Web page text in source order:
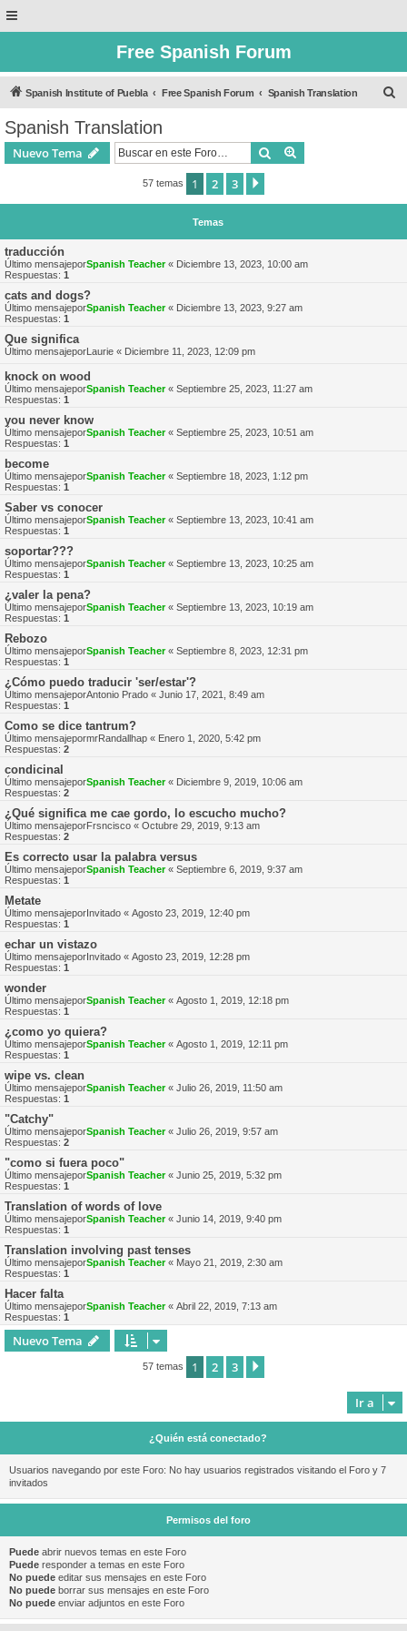
Free Spanish Forum
Spanish Institute of Puebla Free Spanish Forum Spanish Translation
Spanish Translation
Nuevo Tema Buscar
57 temas 1 2 3
Temas
traducción
Último mensajeporSpanish Teacher« Diciembre 13, 2023, 10:00 am
Respuestas: 1
cats and dogs?
Último mensajeporSpanish Teacher« Diciembre 13, 2023, 9:27 am
Respuestas: 1
Que significa
Último mensajeporLaurie « Diciembre 11, 2023, 12:09 pm
knock on wood
Último mensajeporSpanish Teacher« Septiembre 25, 2023, 11:27 am
Respuestas: 1
you never know
Último mensajeporSpanish Teacher« Septiembre 25, 2023, 10:51 am
Respuestas: 1
become
Último mensajeporSpanish Teacher« Septiembre 18, 2023, 1:12 pm
Respuestas: 1
Saber vs conocer
Último mensajeporSpanish Teacher« Septiembre 13, 2023, 10:41 am
Respuestas: 1
soportar???
Último mensajeporSpanish Teacher« Septiembre 13, 2023, 10:25 am
Respuestas: 1
¿valer la pena?
Último mensajeporSpanish Teacher« Septiembre 13, 2023, 10:19 am
Respuestas: 1
Rebozo
Último mensajeporSpanish Teacher« Septiembre 8, 2023, 12:31 pm
Respuestas: 1
¿Cómo puedo traducir 'ser/estar'?
Último mensajeporAntonio Prado « Junio 17, 2021, 8:49 am
Respuestas: 1
Como se dice tantrum?
Último mensajepormrRandallhap « Enero 1, 2020, 5:42 pm
Respuestas: 2
condicinal
Último mensajeporSpanish Teacher« Diciembre 9, 2019, 10:06 am
Respuestas: 2
¿Qué significa me cae gordo, lo escucho mucho?
Último mensajeporFrsncisco « Octubre 29, 2019, 9:13 am
Respuestas: 2
Es correcto usar la palabra versus
Último mensajeporSpanish Teacher« Septiembre 6, 2019, 9:37 am
Respuestas: 1
Metate
Último mensajeporInvitado « Agosto 23, 2019, 12:40 pm
Respuestas: 1
echar un vistazo
Último mensajeporInvitado « Agosto 23, 2019, 12:28 pm
Respuestas: 1
wonder
Último mensajeporSpanish Teacher« Agosto 1, 2019, 12:18 pm
Respuestas: 1
¿como yo quiera?
Último mensajeporSpanish Teacher« Agosto 1, 2019, 12:11 pm
Respuestas: 1
wipe vs. clean
Último mensajeporSpanish Teacher« Julio 26, 2019, 11:50 am
Respuestas: 1
"Catchy"
Último mensajeporSpanish Teacher« Julio 26, 2019, 9:57 am
Respuestas: 2
"como si fuera poco"
Último mensajeporSpanish Teacher« Junio 25, 2019, 5:32 pm
Respuestas: 1
Translation of words of love
Último mensajeporSpanish Teacher« Junio 14, 2019, 9:40 pm
Respuestas: 1
Translation involving past tenses
Último mensajeporSpanish Teacher« Mayo 21, 2019, 2:30 am
Respuestas: 1
Hacer falta
Último mensajeporSpanish Teacher« Abril 22, 2019, 7:13 am
Respuestas: 1
Nuevo Tema
57 temas 1 2 3
Ir a
¿Quién está conectado?
Usuarios navegando por este Foro: No hay usuarios registrados visitando el Foro y 7
invitados
Permisos del foro
Puede abrir nuevos temas en este Foro
Puede responder a temas en este Foro
No puede editar sus mensajes en este Foro
No puede borrar sus mensajes en este Foro
No puede enviar adjuntos en este Foro